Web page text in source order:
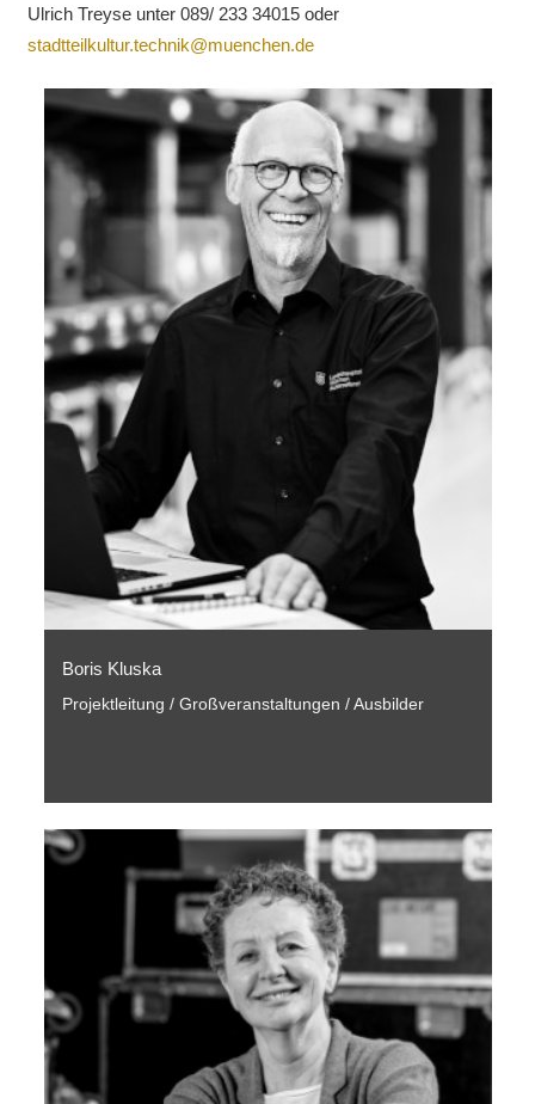
Ulrich Treyse unter 089/ 233 34015 oder
stadtteilkultur.technik@muenchen.de
Boris Kluska
Projektleitung / Großveranstaltungen / Ausbilder